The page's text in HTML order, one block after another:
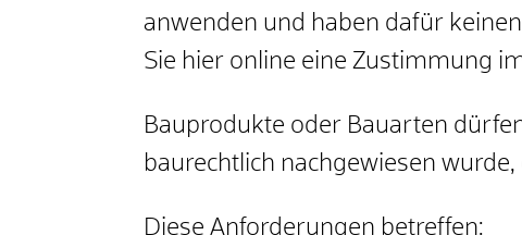
anwenden und haben dafür
Sie hier online eine Zustimmung
Bauprodukte oder Bauarten
baurechtlich nachgewiesen
Diese Anforderungen betreffen: